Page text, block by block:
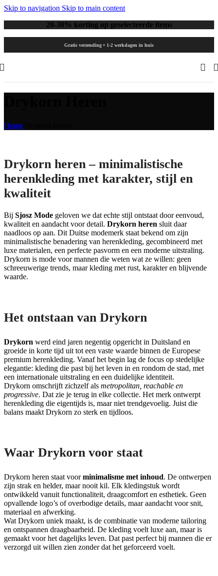
Skip to navigation Skip to main content
20-30% korting op geselecteerde items
Gratis verzending • 1-2 werkdagen in huis
Home
Drykorn heren – minimalistische
herenkleding met karakter, stijl en
kwaliteit
Bij Sjosz Mode geloven we dat echte stijl ontstaat door eenvoud,
kwaliteit en aandacht voor detail. Drykorn heren sluit daar
naadloos op aan. Dit Duitse modemerk staat bekend om zijn
minimalistische benadering van herenkleding, gecombineerd met
luxe materialen, een perfecte pasvorm en een moderne uitstraling.
Drykorn is mode voor mannen die weten wat ze willen: geen
schreeuwerige trends, maar kleding met rust, karakter en blijvende
waarde.
Het ontstaan van Drykorn
Drykorn werd eind jaren negentig opgericht in Duitsland en
groeide in korte tijd uit tot een vaste waarde binnen de Europese
premium herenkleding. Vanaf het begin lag de focus op stedelijke
elegantie: kleding die past bij het leven in en rondom de stad, met
een internationale uitstraling en een duidelijke identiteit.
Drykorn omschrijft zichzelf als metropolitan, reachable en
progressive. Dat zie je terug in elke collectie. Het merk ontwerpt
herenkleding die eigentijds is, maar niet trendgevoelig. Juist die
balans maakt Drykorn zo sterk en tijdloos.
Waar Drykorn voor staat
Drykorn heren staat voorminimalisme met inhoud. De ontwerpen
zijn strak en helder, maar nooit kil. Elk kledingstuk wordt
ontwikkeld vanuit functionaliteit, draagcomfort en esthetiek. Geen
opvallende logo’s of overbodige details, maar aandacht voor snit,
materiaal en afwerking.
Wat Drykorn uniek maakt, is de combinatie van moderne tailoring
en ontspannen draagbaarheid. De kleding voelt luxe aan, maar is
gemaakt voor het dagelijks leven. Dat past perfect bij mannen die er
verzorgd uit willen zien zonder dat het geforceerd voelt.